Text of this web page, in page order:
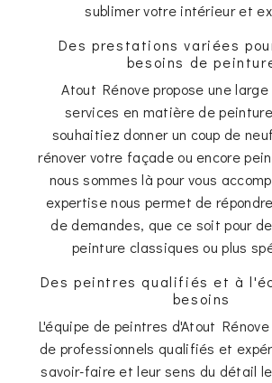
sublimer votre intérieur et
Des prestations variées
besoins de
Atout Rénove propose une
services en matière de
souhaitiez donner un coup de
rénover votre façade ou encore
nous sommes là pour vous
expertise nous permet de
de demandes, que ce soit pour
peinture classiques ou plus
Des peintres qualifiés et à
besoins
L'équipe de peintres d'Atout
de professionnels qualifiés et
savoir-faire et leur sens du détail